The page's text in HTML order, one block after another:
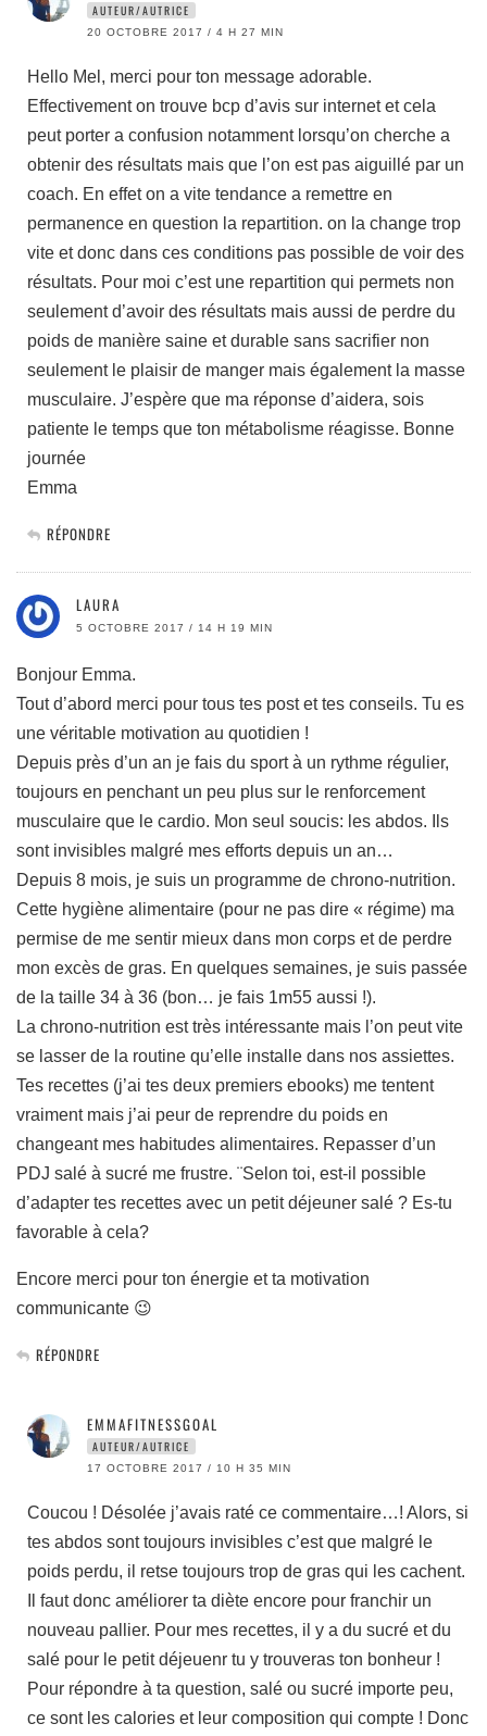
AUTEUR/AUTRICE
20 OCTOBRE 2017 / 4 H 27 MIN
Hello Mel, merci pour ton message adorable.
Effectivement on trouve bcp d’avis sur internet et cela
peut porter a confusion notamment lorsqu’on cherche a
obtenir des résultats mais que l’on est pas aiguillé par un
coach. En effet on a vite tendance a remettre en
permanence en question la repartition. on la change trop
vite et donc dans ces conditions pas possible de voir des
résultats. Pour moi c’est une repartition qui permets non
seulement d’avoir des résultats mais aussi de perdre du
poids de manière saine et durable sans sacrifier non
seulement le plaisir de manger mais également la masse
musculaire. J’espère que ma réponse d’aidera, sois
patiente le temps que ton métabolisme réagisse. Bonne
journée
Emma
RÉPONDRE
LAURA
5 OCTOBRE 2017 / 14 H 19 MIN
Bonjour Emma.
Tout d’abord merci pour tous tes post et tes conseils. Tu es
une véritable motivation au quotidien !
Depuis près d’un an je fais du sport à un rythme régulier,
toujours en penchant un peu plus sur le renforcement
musculaire que le cardio. Mon seul soucis: les abdos. Ils
sont invisibles malgré mes efforts depuis un an…
Depuis 8 mois, je suis un programme de chrono-nutrition.
Cette hygiène alimentaire (pour ne pas dire « régime) ma
permise de me sentir mieux dans mon corps et de perdre
mon excès de gras. En quelques semaines, je suis passée
de la taille 34 à 36 (bon… je fais 1m55 aussi !).
La chrono-nutrition est très intéressante mais l’on peut vite
se lasser de la routine qu’elle installe dans nos assiettes.
Tes recettes (j’ai tes deux premiers ebooks) me tentent
vraiment mais j’ai peur de reprendre du poids en
changeant mes habitudes alimentaires. Repasser d’un
PDJ salé à sucré me frustre. ¨Selon toi, est-il possible
d’adapter tes recettes avec un petit déjeuner salé ? Es-tu
favorable à cela?
Encore merci pour ton énergie et ta motivation
communicante 😉
RÉPONDRE
EMMAFITNESSGOAL
AUTEUR/AUTRICE
17 OCTOBRE 2017 / 10 H 35 MIN
Coucou ! Désolée j’avais raté ce commentaire…! Alors, si
tes abdos sont toujours invisibles c’est que malgré le
poids perdu, il retse toujours trop de gras qui les cachent.
Il faut donc améliorer ta diète encore pour franchir un
nouveau pallier. Pour mes recettes, il y a du sucré et du
salé pour le petit déjeuenr tu y trouveras ton bonheur !
Pour répondre à ta question, salé ou sucré importe peu,
ce sont les calories et leur composition qui compte ! Donc